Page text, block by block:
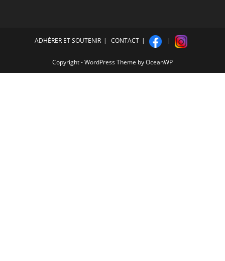
ADHÉRER ET SOUTENIR CONTACT
Copyright - WordPress Theme by OceanWP